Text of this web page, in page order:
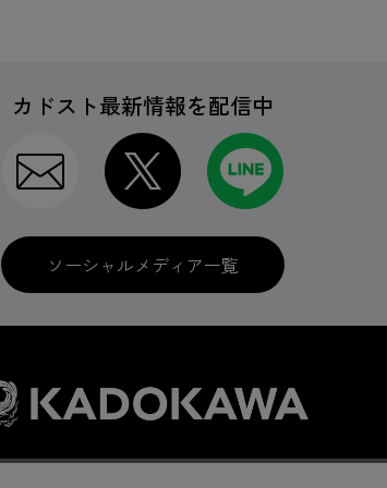
カドスト最新情報を配信中
ソーシャルメディア一覧